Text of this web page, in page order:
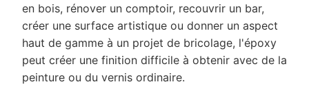
en bois, rénover un comptoir, recouvrir un bar,
créer une surface artistique ou donner un aspect
haut de gamme à un projet de bricolage, l'époxy
peut créer une finition difficile à obtenir avec de la
peinture ou du vernis ordinaire.